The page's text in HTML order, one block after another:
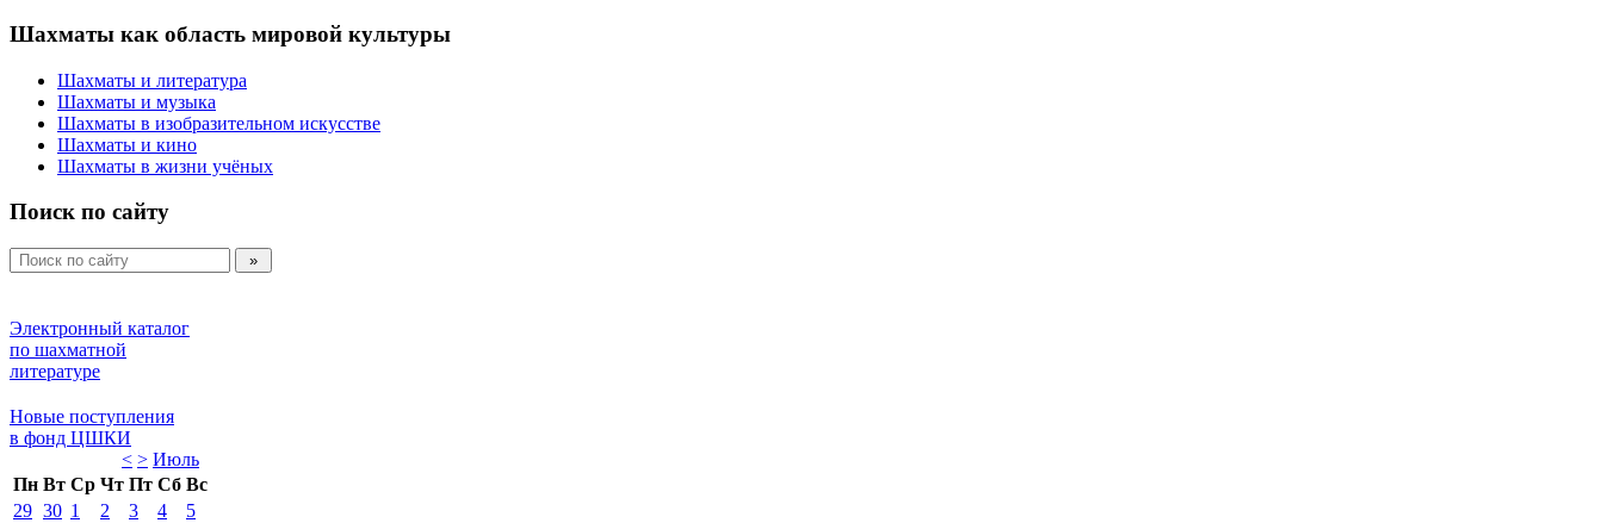
Шахматы как область мировой культуры
Шахматы и литература
Шахматы и музыка
Шахматы в изобразительном искусстве
Шахматы и кино
Шахматы в жизни учёных
Поиск по сайту
Электронный каталог
по шахматной
литературе
Новые поступления
в фонд ЦШКИ
< > Июль
Пн Вт Ср Чт Пт Сб Вс
29 30 1 2 3 4
5